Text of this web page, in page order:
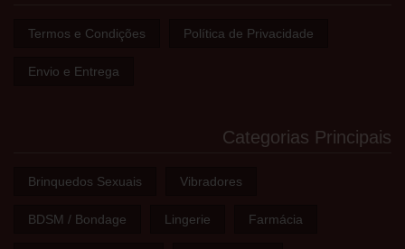
Termos e Condições Política de Privacidade
Envio e Entrega
Categorias Principais
Brinquedos Sexuais Vibradores
BDSM / Bondage Lingerie Farmácia